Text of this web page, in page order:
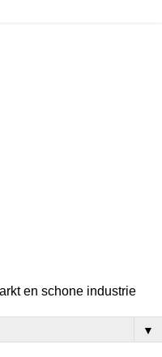
en schone industrie
▼